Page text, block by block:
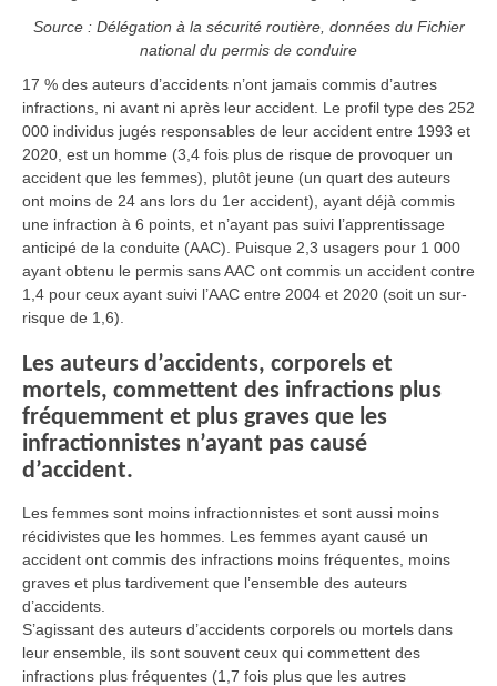
Source : Délégation à la sécurité routière, données du Fichier
national du permis de conduire
17 % des auteurs d’accidents n’ont jamais commis d’autres
infractions, ni avant ni après leur accident. Le profil type des 252
000 individus jugés responsables de leur accident entre 1993 et
2020, est un homme (3,4 fois plus de risque de provoquer un
accident que les femmes), plutôt jeune (un quart des auteurs
ont moins de 24 ans lors du 1er accident), ayant déjà commis
une infraction à 6 points, et n’ayant pas suivi l’apprentissage
anticipé de la conduite (AAC). Puisque 2,3 usagers pour 1 000
ayant obtenu le permis sans AAC ont commis un accident contre
1,4 pour ceux ayant suivi l’AAC entre 2004 et 2020 (soit un sur-
risque de 1,6).
Les auteurs d’accidents, corporels et
mortels, commettent des infractions plus
fréquemment et plus graves que les
infractionnistes n’ayant pas causé
d’accident.
Les femmes sont moins infractionnistes et sont aussi moins
récidivistes que les hommes. Les femmes ayant causé un
accident ont commis des infractions moins fréquentes, moins
graves et plus tardivement que l’ensemble des auteurs
d’accidents.
S’agissant des auteurs d’accidents corporels ou mortels dans
leur ensemble, ils sont souvent ceux qui commettent des
infractions plus fréquentes (1,7 fois plus que les autres